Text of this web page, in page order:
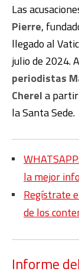
Las
Pierre,
llegado al
julio de 2024.
periodistas
Cherela partir
la Santa Sede.
la mejor
Regístrate
de los
Informe